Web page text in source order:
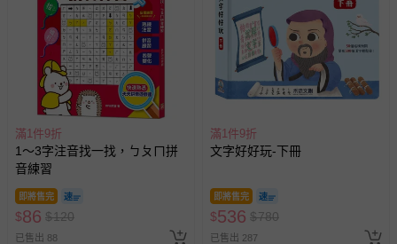
滿1件9折
1～3字注音找一找，ㄅㄆㄇ拼
音練習
即將售完
$86 $120
已售出 88
滿1件9折
文字好好玩-下冊
即將售完
$536 $780
已售出 287